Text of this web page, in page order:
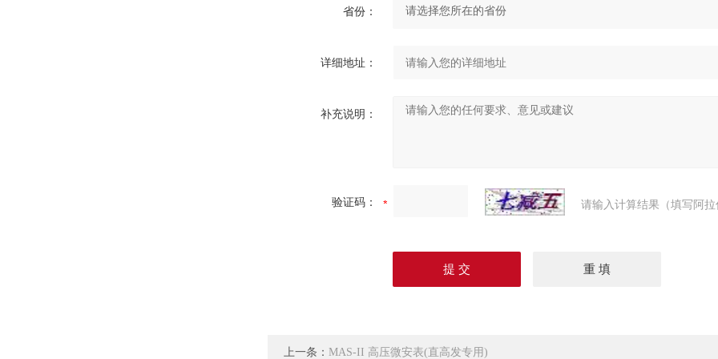
省份：
详细地址：
补充说明：
验证码： 请输入计算结果（填写阿
上一条： MAS-II 高压微安表(直高发专用)